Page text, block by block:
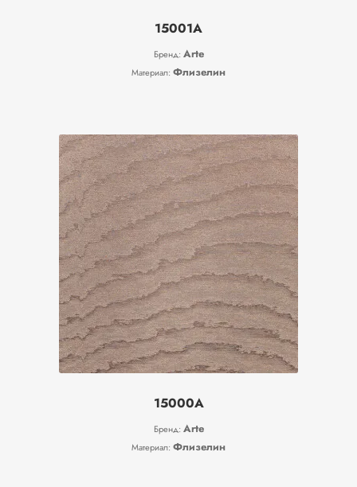
15001A
Бренд: Arte
Материал: Флизелин
15000A
Бренд: Arte
Материал: Флизелин